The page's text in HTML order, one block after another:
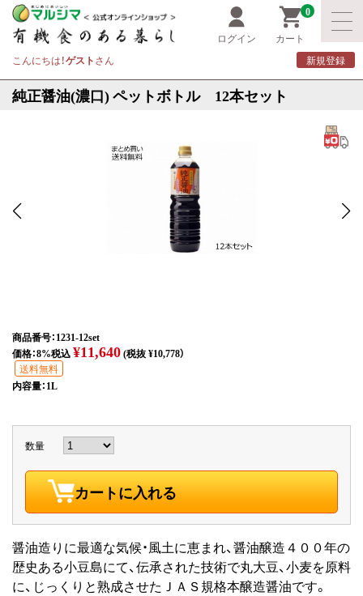
ログイン
0
カート
こんにちは！ゲストさん 新規登録
純正醤油(濃口) ペットボトル 12本セット
商品番号：1231-12set
価格：8%税込¥11,640(税抜 ¥10,778）
送料無料
内容量：1L
数量
カートに入れる
醤油造りに最適な気候・風土に恵まれ、醤油醸造４００年の
歴史ある小豆島にて、伝承された技術で丸大豆、小麦を原料
に、じっくりと熟成させたＪＡＳ規格本醸造醤油です。